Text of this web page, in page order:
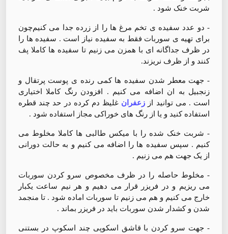
شربت خنک شود .
- دو عدد سفیده ی تخم مرغ ها را از زرده جدا می کنیم‌چون
برای تهیه ی سوربات فقط به سفیده نیاز است . سفیده ها را
در ظرف جداگانه ای با همزن می زنیم تا سفیده ها کاملا پف
کنند و از ظرف نریزند.
- جهت معطر شدن سفیده ها کمی رنده ی پوست پرتقال و
زنجبیل به ان اضافه می کنیم .‌ افزودن رنگ کاملا اختیاری
است . می توانید از زعفران غلیظ دم کرده در حد چند قطره
استفاده کنید و یا از رنگ های خوراکی مجاز استفاده شود .
- شربت خنک شده را با میکس طالبی ها کاملا مخلوط می
کنیم . سپس سفیده ها را اضافه می کنیم و به حالت دورانی
از یک جهت هم می زنیم .
- مخلوط حاصله را در ظرف مخصوص سرو کردن سوربات
می ریزیم و در فریزر قرار می دهیم و هر نیم ساعت یکبار
خارج می کنیم و هم می زنیم تا سوربات اماده شود ‌. تا منجمد
شدن و کشدار شدن سوربات باید در فریزر بماند .
- جهت سرو کردن با قاشق اسکوپی چند اسکوپ در بستنی